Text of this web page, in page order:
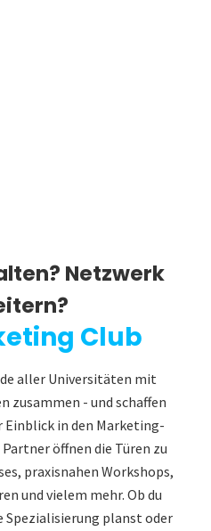
Netzwerk
Club
aller Universitäten mit
zusammen - und schaffen
Einblick in den Marketing-
öffnen die Türen zu
praxisnahen Workshops,
und vielem mehr. Ob du
planst oder